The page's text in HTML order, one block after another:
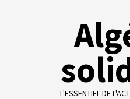
L'ESSENTIEL DE